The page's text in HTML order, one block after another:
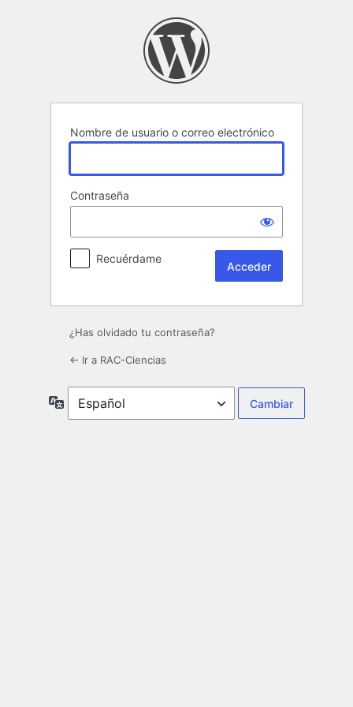
Nombre de usuario o correo electrónico
Contraseña
Recuérdame
¿Has olvidado tu contraseña?
← Ir a RAC-Ciencias
Idioma